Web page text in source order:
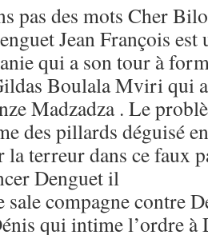
pas des mots Cher
Jean François
qui a son tour à
Boulala Mviri qui
Madzadza . Le
des pillards déguisé
la terreur dans ce faux
Denguet il
sale compagne contre
qui intime l’ordre à